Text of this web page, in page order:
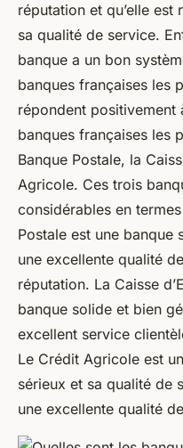
réputation et qu’elle
sa qualité de service.
banque a un bon
banques françaises les
répondent positivement
banques françaises les
Banque Postale, la
Agricole. Ces trois
considérables en
Postale est une
une excellente qualité
réputation. La Caisse
banque solide et bien
excellent service
Le Crédit Agricole est
sérieux et sa qualité de
une excellente qualité